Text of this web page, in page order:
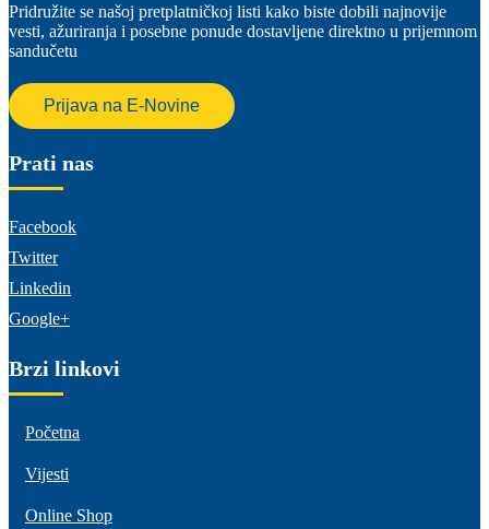
Pridružite se našoj pretplatničkoj listi kako biste dobili najnovije
vesti, ažuriranja i posebne ponude dostavljene direktno u prijemnom
sandučetu
Prijava na E-Novine
Prati nas
Facebook
Twitter
Linkedin
Google+
Brzi linkovi
Početna
Vijesti
Online Shop